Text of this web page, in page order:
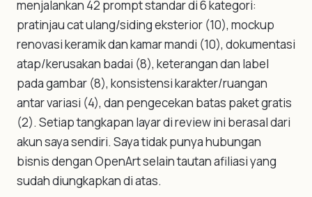
menjalankan 42 prompt standar di 6 kategori:
pratinjau cat ulang/siding eksterior (10), mockup
renovasi keramik dan kamar mandi (10), dokumentasi
atap/kerusakan badai (8), keterangan dan label
pada gambar (8), konsistensi karakter/ruangan
antar variasi (4), dan pengecekan batas paket gratis
(2). Setiap tangkapan layar di review ini berasal dari
akun saya sendiri. Saya tidak punya hubungan
bisnis dengan OpenArt selain tautan afiliasi yang
sudah diungkapkan di atas.